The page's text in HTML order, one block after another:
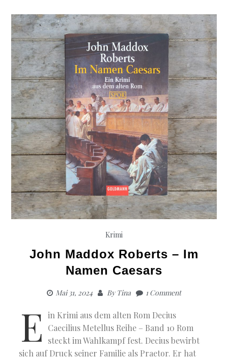
Krimi
John Maddox Roberts – Im
Namen Caesars
Mai 31, 2024 ByTina 1 Comment
E in Krimi aus dem alten Rom Decius
Caecilius Metellus Reihe – Band 10 Rom
steckt im Wahlkampf fest. Decius bewirbt
sich auf Druck seiner Familie als Praetor. Er hat